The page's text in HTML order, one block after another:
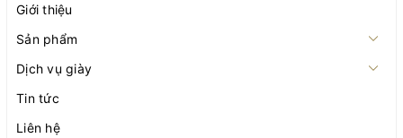
Giới thiệu
Sản phẩm
Dịch vụ giày
Tin tức
Liên hệ